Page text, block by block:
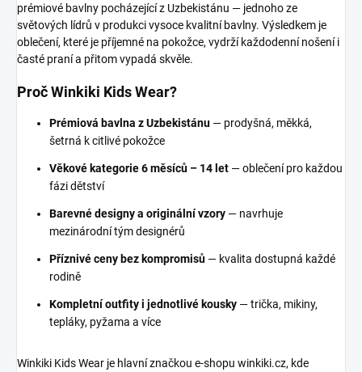
prémiové bavlny pocházející z Uzbekistánu — jednoho ze
světových lídrů v produkci vysoce kvalitní bavlny. Výsledkem je
oblečení, které je příjemné na pokožce, vydrží každodenní nošení i
časté praní a přitom vypadá skvěle.
Proč Winkiki Kids Wear?
Prémiová bavlna z Uzbekistánu — prodyšná, měkká,
šetrná k citlivé pokožce
Věkové kategorie 6 měsíců – 14 let — oblečení pro každou
fázi dětství
Barevné designy a originální vzory — navrhuje
mezinárodní tým designérů
Příznivé ceny bez kompromisů — kvalita dostupná každé
rodině
Kompletní outfity i jednotlivé kousky — trička, mikiny,
tepláky, pyžama a více
Winkiki Kids Wear je hlavní značkou e-shopu winkiki.cz, kde